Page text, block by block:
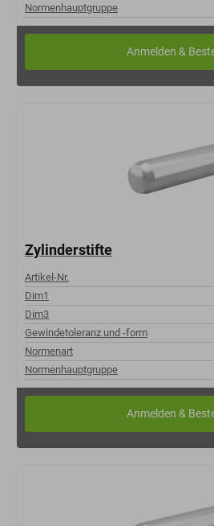
Normenhauptgruppe
Zylinderstifte
Artikel-Nr.
Dim1
Dim3
Gewindetoleranz und -form
Normenart
Normenhauptgruppe